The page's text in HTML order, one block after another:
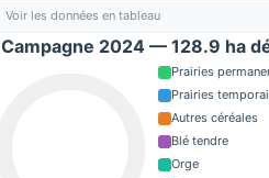
Voir les données en tableau
Campagne 2024 — 128.9 ha
Prairies
Prairies
Autres céréales
Blé tendre
Orge